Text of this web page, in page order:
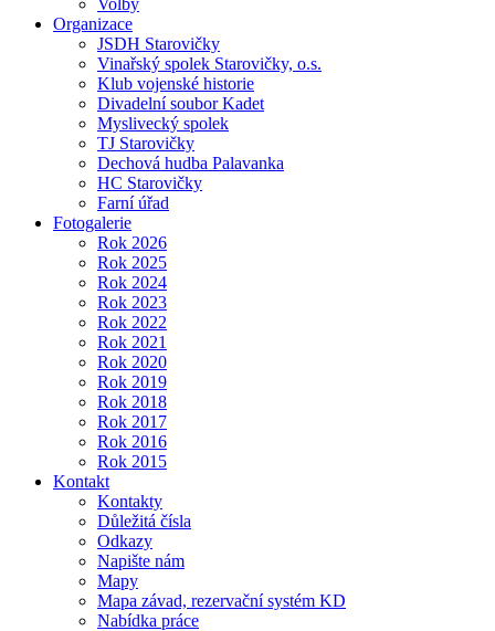
Volby
Organizace
JSDH Starovičky
Vinařský spolek Starovičky, o.s.
Klub vojenské historie
Divadelní soubor Kadet
Myslivecký spolek
TJ Starovičky
Dechová hudba Palavanka
HC Starovičky
Farní úřad
Fotogalerie
Rok 2026
Rok 2025
Rok 2024
Rok 2023
Rok 2022
Rok 2021
Rok 2020
Rok 2019
Rok 2018
Rok 2017
Rok 2016
Rok 2015
Kontakt
Kontakty
Důležitá čísla
Odkazy
Napište nám
Mapy
Mapa závad, rezervační systém KD
Nabídka práce